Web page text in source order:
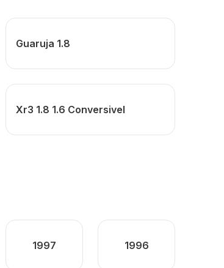
Guaruja 1.8
Xr3 1.8 1.6 Conversivel
1997 1996